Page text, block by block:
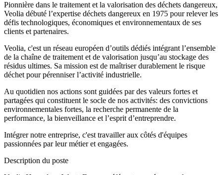
Pionnière dans le traitement et la valorisation des déchets dangereux,
Veolia débuté l’expertise déchets dangereux en 1975 pour relever les
défis technologiques, économiques et environnementaux de ses
clients et partenaires.
Veolia, c'est un réseau européen d’outils dédiés intégrant l’ensemble
de la chaîne de traitement et de valorisation jusqu’au stockage des
résidus ultimes. Sa mission est de maîtriser durablement le risque
déchet pour pérenniser l’activité industrielle.
Au quotidien nos actions sont guidées par des valeurs fortes et
partagées qui constituent le socle de nos activités: des convictions
environnementales fortes, la recherche permanente de la
performance, la bienveillance et l’esprit d’entreprendre.
Intégrer notre entreprise, c'est travailler aux côtés d'équipes
passionnées par leur métier et engagées.
Description du poste